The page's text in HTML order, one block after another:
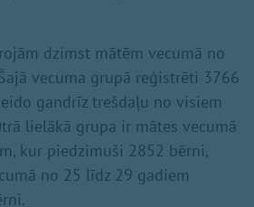
dzimst mātēm vecumā no
vecuma grupā reģistrēti 3766
gandrīz trešdaļu no visiem
lielākā grupa ir mātes vecumā
kur piedzimuši 2852 bērni,
no 25 līdz 29 gadiem